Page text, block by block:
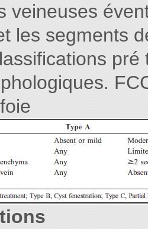
veineuses
les segments